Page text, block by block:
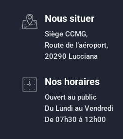
Nous situer
Siège CCMG,
Route de l’aéroport,
20290 Lucciana
Nos horaires
Ouvert au public
Du Lundi au Vendredi
De 07h30 à 12h00